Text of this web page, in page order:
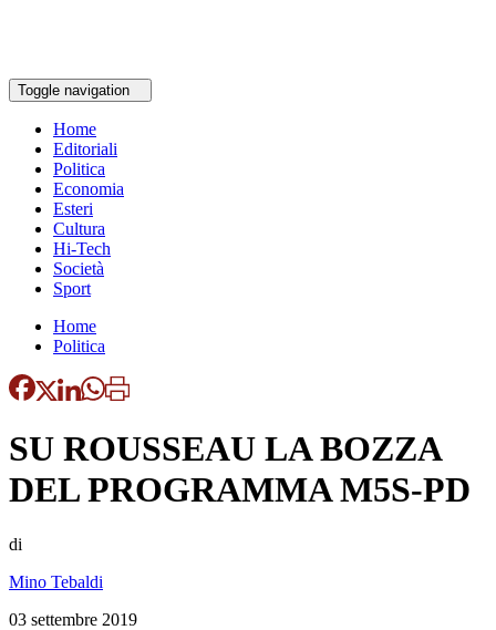
Toggle navigation
Home
Editoriali
Politica
Economia
Esteri
Cultura
Hi-Tech
Società
Sport
Home
Politica
SU ROUSSEAU LA BOZZA
DEL PROGRAMMA M5S-PD
di
Mino Tebaldi
03 settembre 2019